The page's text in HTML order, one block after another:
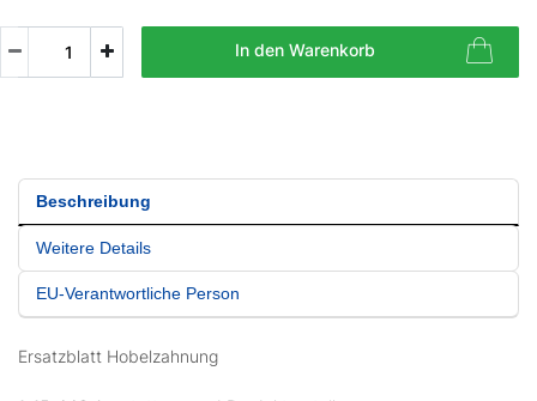
In den Warenkorb
Beschreibung
Weitere Details
EU-Verantwortliche Person
Ersatzblatt Hobelzahnung